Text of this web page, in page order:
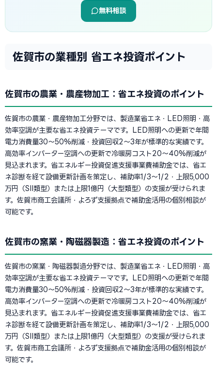
無料相談
佐賀市の業種別 省エネ投資ポイント
佐賀市の農業・農産物加工：省エネ投資のポイント
佐賀市の農業・農産物加工分野では、製造業省エネ・LED照明・高
効率空調が主要な省エネ投資テーマです。LED照明への更新で年間
電力消費量30〜50%削減・投資回収2〜3年が標準的な実績です。
高効率インバーター空調への更新で冷暖房コスト20〜40%削減が
見込まれます。省エネルギー投資促進支援事業費補助金では、省エ
ネ診断を経て設備更新計画を策定し、補助率1/3〜1/2・上限5,000
万円（SII類型）または上限1億円（大型類型）の支援が受けられま
す。佐賀市商工会議所・よろず支援拠点で補助金活用の個別相談が
可能です。
佐賀市の窯業・陶磁器製造：省エネ投資のポイント
佐賀市の窯業・陶磁器製造分野では、製造業省エネ・LED照明・高
効率空調が主要な省エネ投資テーマです。LED照明への更新で年間
電力消費量30〜50%削減・投資回収2〜3年が標準的な実績です。
高効率インバーター空調への更新で冷暖房コスト20〜40%削減が
見込まれます。省エネルギー投資促進支援事業費補助金では、省エ
ネ診断を経て設備更新計画を策定し、補助率1/3〜1/2・上限5,000
万円（SII類型）または上限1億円（大型類型）の支援が受けられま
す。佐賀市商工会議所・よろず支援拠点で補助金活用の個別相談が
可能です。